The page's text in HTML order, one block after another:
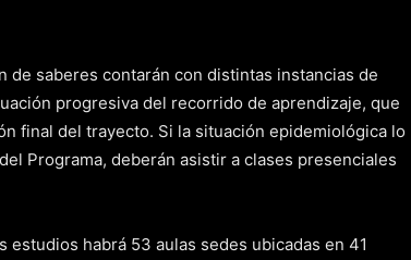
saberes contarán con distintas instancias de
progresiva del recorrido de aprendizaje, que
final del trayecto. Si la situación epidemiológica lo
Programa, deberán asistir a clases presenciales
habrá 53 aulas sedes ubicadas en 41